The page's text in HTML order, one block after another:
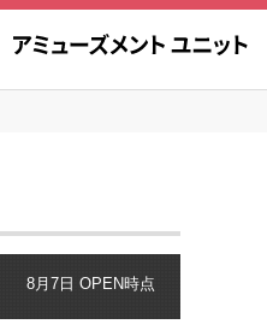
8月7日 OPEN時点